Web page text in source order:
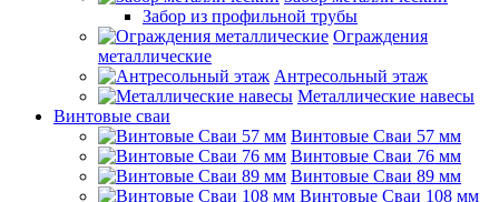
Забор из профильной трубы
Ограждения
металлические
Антресольный этаж
Металлические навесы
Винтовые сваи
Винтовые Сваи 57 мм
Винтовые Сваи 76 мм
Винтовые Сваи 89 мм
Винтовые Сваи 108 мм